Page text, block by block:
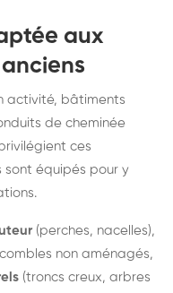
aux
activité, bâtiments
de cheminée
ces
sont équipés pour y
(perches, nacelles),
non aménagés,
(troncs creux, arbres